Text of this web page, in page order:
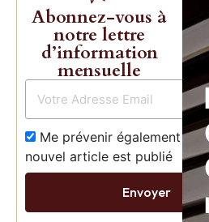
Abonnez-vous à
notre lettre
d’information
mensuelle
Me prévenir également dès
nouvel article est publié
Envoyer